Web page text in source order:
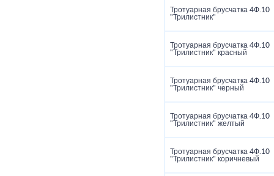
Тротуарная брусчатка 4Ф.10
"Трилистник"
Тротуарная брусчатка 4Ф.10
"Трилистник" красный
Тротуарная брусчатка 4Ф.10
"Трилистник" черный
Тротуарная брусчатка 4Ф.10
"Трилистник" желтый
Тротуарная брусчатка 4Ф.10
"Трилистник" коричневый